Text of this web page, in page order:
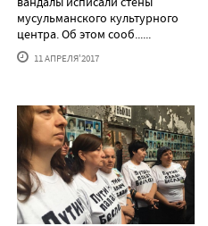
мусульманского культурного
центра. Об этом сооб......
11 АПРЕЛЯ'2017